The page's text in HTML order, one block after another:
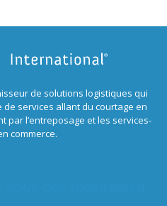
de solutions logistiques qui
services allant du courtage en
par l’entreposage et les services-
commerce.